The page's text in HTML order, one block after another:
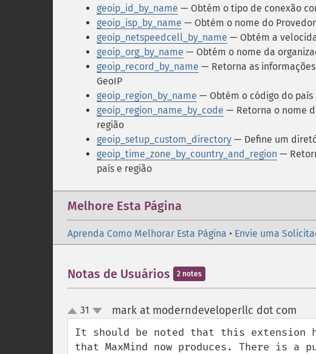
geoip_id_by_name — Obtém o tipo de conexão
geoip_isp_by_name — Obtém o nome do
geoip_netspeedcell_by_name — Obtém a
geoip_org_by_name — Obtém o nome da
geoip_record_by_name — Retorna as
GeoIP
geoip_region_by_name — Obtém o código do país
geoip_region_name_by_code — Retorna o nome
região
geoip_setup_custom_directory — Define um
geoip_time_zone_by_country_and_region —
país e região
Melhore Esta Página
Aprenda Como Melhorar Esta Página • Envie uma
Notas de Usuários 2 notes
up
down
31 mark at moderndeveloperllc dot com
It should be noted that this extension
that MaxMind now produces. There is a